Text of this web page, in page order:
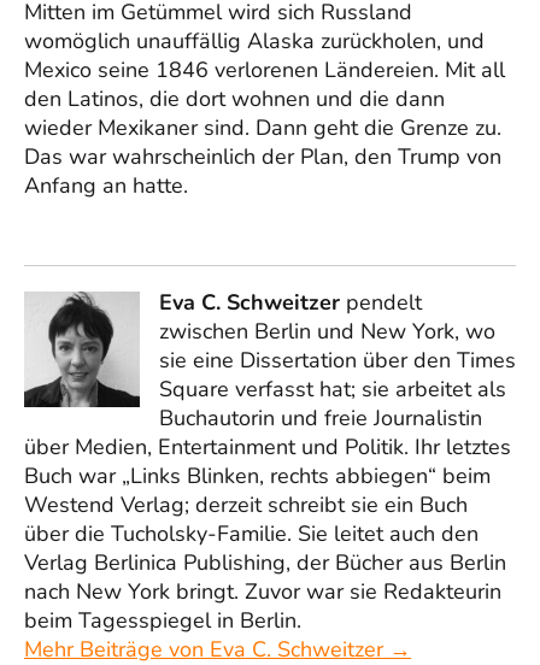
Mitten im Getümmel wird sich Russland
womöglich unauffällig Alaska zurückholen, und
Mexico seine 1846 verlorenen Ländereien. Mit all
den Latinos, die dort wohnen und die dann
wieder Mexikaner sind. Dann geht die Grenze zu.
Das war wahrscheinlich der Plan, den Trump von
Anfang an hatte.
Eva C. Schweitzer pendelt
zwischen Berlin und New York, wo
sie eine Dissertation über den Times
Square verfasst hat; sie arbeitet als
Buchautorin und freie Journalistin
über Medien, Entertainment und Politik. Ihr letztes
Buch war „Links Blinken, rechts abbiegen“ beim
Westend Verlag; derzeit schreibt sie ein Buch
über die Tucholsky-Familie. Sie leitet auch den
Verlag Berlinica Publishing, der Bücher aus Berlin
nach New York bringt. Zuvor war sie Redakteurin
beim Tagesspiegel in Berlin.
Mehr Beiträge von Eva C. Schweitzer →